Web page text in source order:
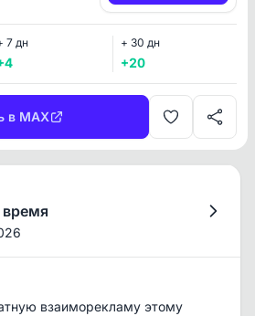
7 дн + 30 дн
+20
в MAX
время
взаиморекламу этому